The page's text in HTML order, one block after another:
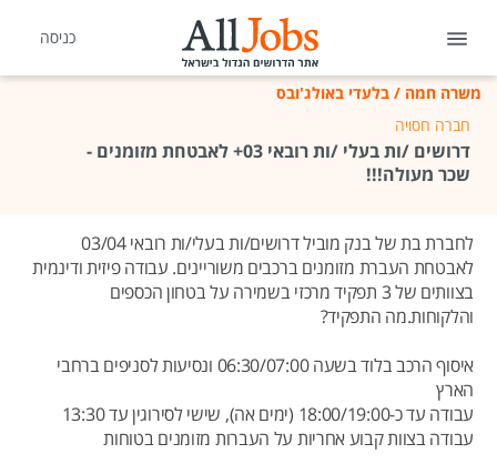
כניסה
משרה חמה / בלעדי באולג'ובס
חברה חסויה
דרושים /ות בעלי /ות רובאי 03+ לאבטחת מזומנים -
שכר מעולה!!!
לחברת בת של בנק מוביל דרושים/ות בעלי/ות רובאי 03/04
לאבטחת העברת מזומנים ברכבים משוריינים. עבודה פיזית ודינמית
בצוותים של 3 תפקיד מרכזי בשמירה על בטחון הכספים
והלקוחות.מה התפקיד?
איסוף הרכב בלוד בשעה 06:30/07:00 ונסיעות לסניפים ברחבי
הארץ
עבודה עד כ-18:00/19:00 (ימים אה), שישי לסירוגין עד 13:30
עבודה בצוות קבוע אחריות על העברות מזומנים בטוחות